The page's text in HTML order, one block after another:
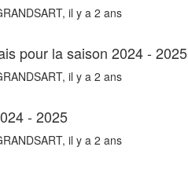
il y a 2 ans
pour la saison 2024 - 2025
il y a 2 ans
- 2025
il y a 2 ans